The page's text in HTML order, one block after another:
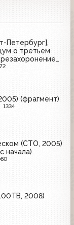
Петербург],
о третьем
Марии
(фрагмент)
1334
(СТО, 2005)
начала)
2008)